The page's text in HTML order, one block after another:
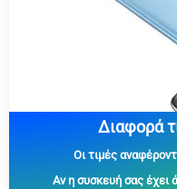
Διαφορά
Οι τιμές
Aν η συσκευή σας